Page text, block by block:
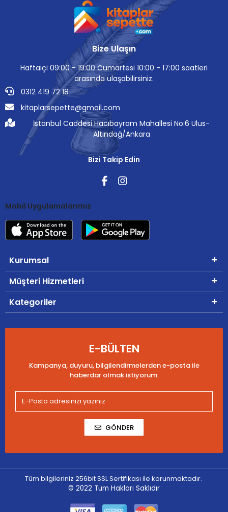
Bize Ulaşın
Haftaiçi 09:00 - 19:00 Cumartesi 10:00 - 17:00 saatleri
arasında ulaşabilirsiniz.
0312 419 72 18
kitaplarsepette@gmail.com
İstanbul Caddesi Hacıbayram Mahallesi No:6 Ulus-
Altındağ/Ankara
Bizi Takip Edin
Mobil Uygulamalarımız
Kurumsal
Müşteri Hizmetleri
Kategoriler
E-BÜLTEN
Kampanya, duyuru, bilgilendirmelerden e-posta ile
haberdar olmak istiyorum.
GÖNDER
Tüm bilgileriniz 256bit SSL Sertifikası ile korunmaktadır.
© 2022 Tüm Hakları Saklıdır